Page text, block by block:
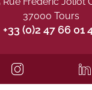
37000 Tours
+33 (0)2 47 66 01